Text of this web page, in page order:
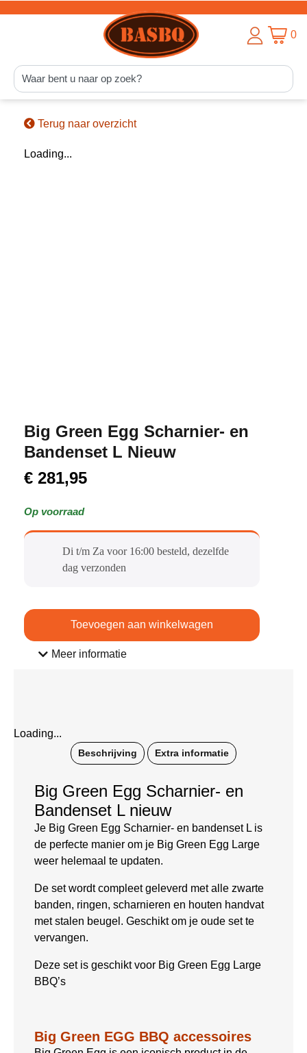
0
Terug naar overzicht
Loading...
Big Green Egg Scharnier- en
Bandenset L Nieuw
€ 281,95
Op voorraad
Di t/m Za voor 16:00 besteld, dezelfde
dag verzonden​
Toevoegen aan winkelwagen
Meer informatie
Loading...
Beschrijving Extra informatie
Big Green Egg Scharnier- en
Bandenset L nieuw
Je Big Green Egg Scharnier- en bandenset L is
de perfecte manier om je Big Green Egg Large
weer helemaal te updaten.
De set wordt compleet geleverd met alle zwarte
banden, ringen, scharnieren en houten handvat
met stalen beugel. Geschikt om je oude set te
vervangen.
Deze set is geschikt voor Big Green Egg Large
BBQ’s
Big Green EGG BBQ accessoires